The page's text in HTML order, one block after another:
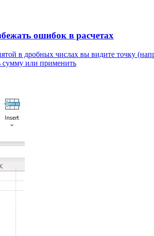
ошибок в расчетах
в дробных числах вы видите точку
сумму или применить